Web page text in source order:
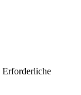
Erforderliche